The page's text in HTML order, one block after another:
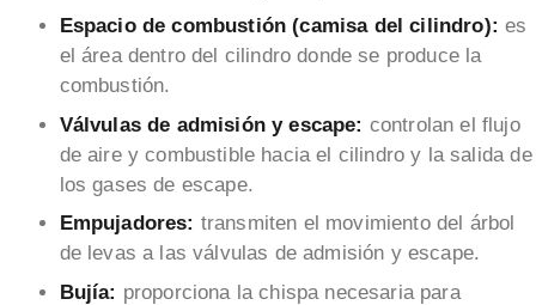
Espacio de combustión (camisa del cilindro): es
el área dentro del cilindro donde se produce la
combustión.
Válvulas de admisión y escape: controlan el flujo
de aire y combustible hacia el cilindro y la salida de
los gases de escape.
Empujadores: transmiten el movimiento del árbol
de levas a las válvulas de admisión y escape.
Bujía: proporciona la chispa necesaria para